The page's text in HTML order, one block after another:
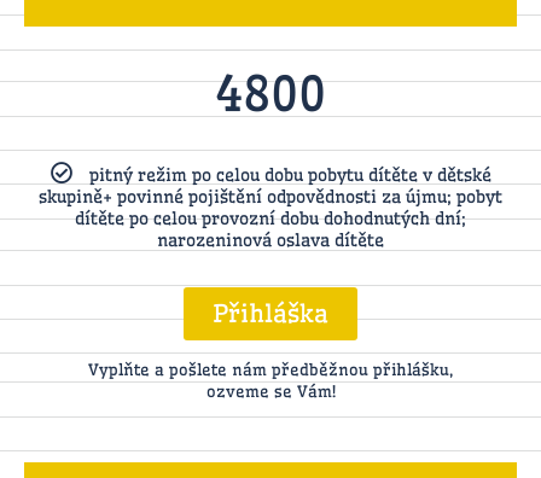
4800
pitný režim po celou dobu pobytu dítěte v dětské
skupině+ povinné pojištění odpovědnosti za újmu; pobyt
dítěte po celou provozní dobu dohodnutých dní;
narozeninová oslava dítěte
Přihláška
Vyplňte a pošlete nám předběžnou přihlášku,
ozveme se Vám!